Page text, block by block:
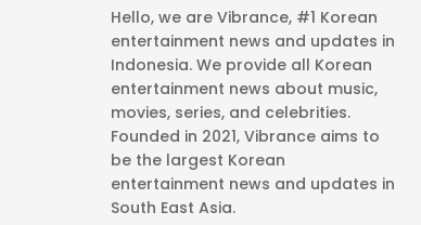
Hello, we are Vibrance, #1 Korean
entertainment news and updates in
Indonesia. We provide all Korean
entertainment news about music,
movies, series, and celebrities.
Founded in 2021, Vibrance aims to
be the largest Korean
entertainment news and updates in
South East Asia.